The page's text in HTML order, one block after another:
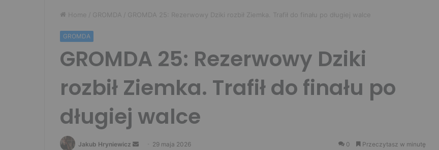
Home / GROMDA / GROMDA 25: Rezerwowy Dziki rozbił Ziemka. Trafił do finału po długiej walce
GROMDA
GROMDA 25: Rezerwowy Dziki
rozbił Ziemka. Trafił do finału po
długiej walce
Jakub Hryniewicz Send 29 maja 2026 0 Przeczytasz w minutę